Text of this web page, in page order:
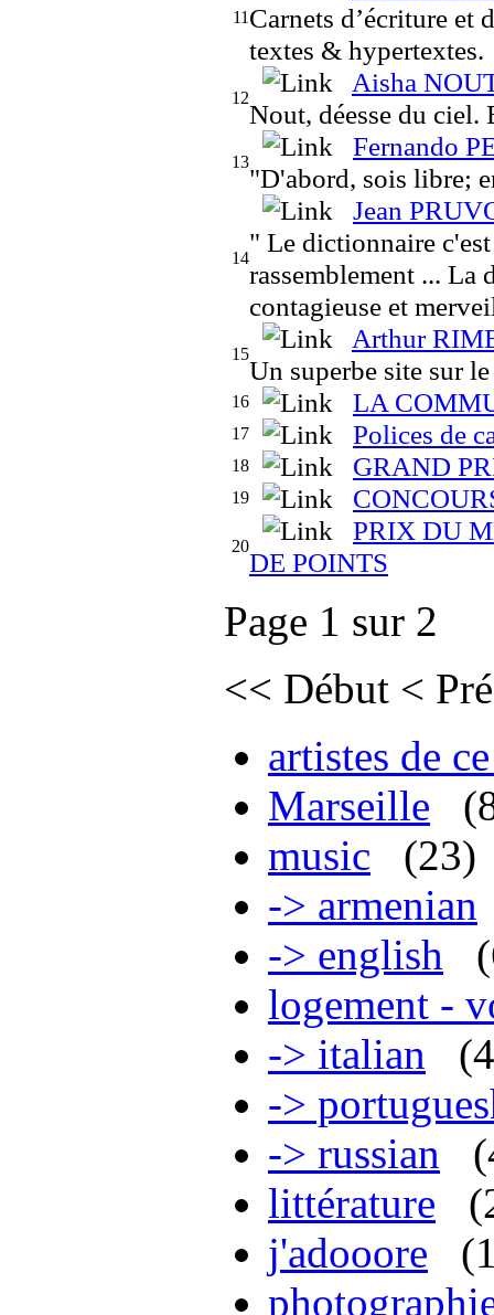
11 Carnets d’écriture et
textes & hypertextes.
12
Aisha
Nout, déesse du ciel.
13
Fernando
"D'abord, sois libre;
14
Jean
" Le dictionnaire
rassemblement ... La
contagieuse et
15
Arthur
Un superbe site sur
16 LA
17 Polices de
18 GRAND
19
20
PRIX DU
DE POINTS
Page 1 sur 2
<< Début <
artistes de
Marseille
music
(23)
-> armenian
-> english
logement -
-> italian
->
-> russian
littérature
j'adooore